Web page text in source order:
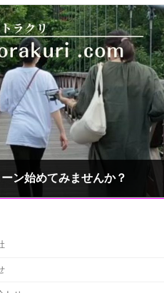
ン始めてみませんか？